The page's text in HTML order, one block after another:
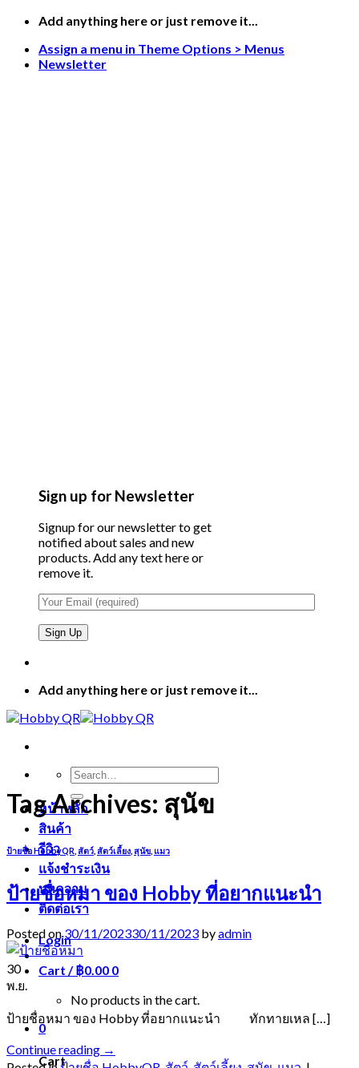
Skip
content
Add anything here or just remove it...
Assign a menu in Theme Options > Menus
Newsletter
Sign up for Newsletter
Signup for our newsletter to get
notified about sales and new
products. Add any text here or
remove it.
Add anything here or just remove it...
Search
for:
หน้าหลัก
สินค้า
รีวิว
แจ้งชำระเงิน
บทความ
ติดต่อเรา
Login
Cart /฿0.00 0
No products in the cart.
0
Cart
Tag Archives: สุนัข
ป้ายชื่อ HobbyQR สัตว์ สัตว์เลี้ยง สุนัข แมว
ป้ายชื่อหมา ของ Hobby ที่อยากแนะนำ
Posted on30/11/202330/11/2023 byadmin
30
พ.ย.
ป้ายชื่อหมา ของ Hobby ที่อยากแนะนำ ทักทายเหล […]
Continue reading →